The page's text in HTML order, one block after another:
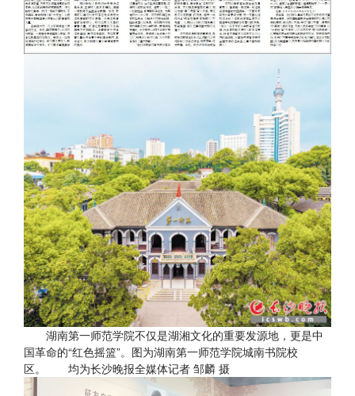
湖南第一师范学院不仅是湖湘文化的重要发源地，更是中
国革命的“红色摇篮”。图为湖南第一师范学院城南书院校
区。 均为长沙晚报全媒体记者 邹麟 摄